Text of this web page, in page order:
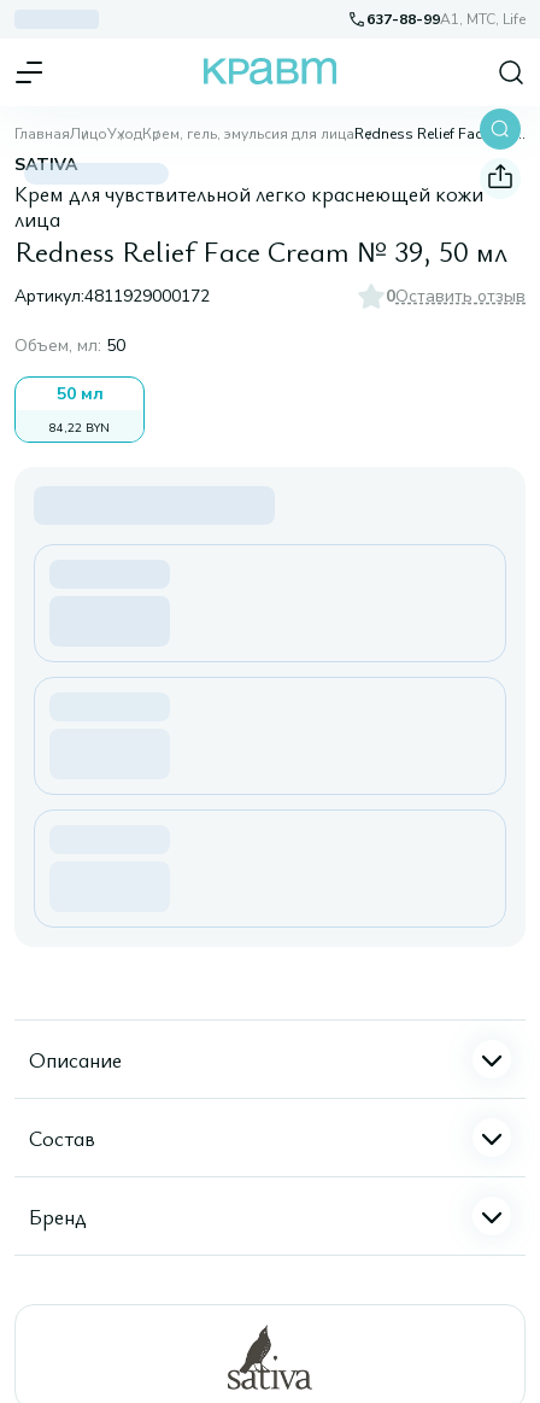
637-88-99A1, МТС, Life
ГлавнаяЛицоУходКрем, гель, эмульсия для лица Redness Relief Face Cream № 39, 50 мл
SATIVA
Крем для чувствительной легко краснеющей кожи
лица
Redness Relief Face Cream № 39, 50 мл
Артикул:4811929000172 0Оставить отзыв
Объем, мл: 50
50 мл
84,22 BYN
Описание
Состав
Бренд